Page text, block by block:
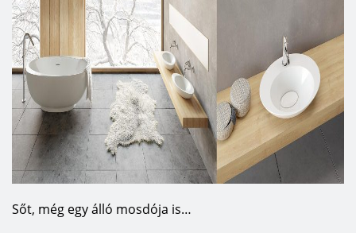
Sőt, még egy álló mosdója is…